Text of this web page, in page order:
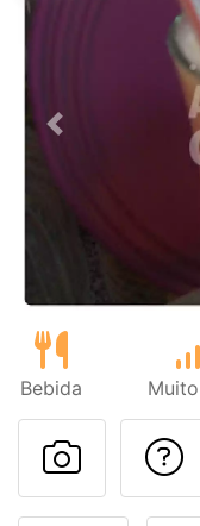
Anterior
Bebida
Fez